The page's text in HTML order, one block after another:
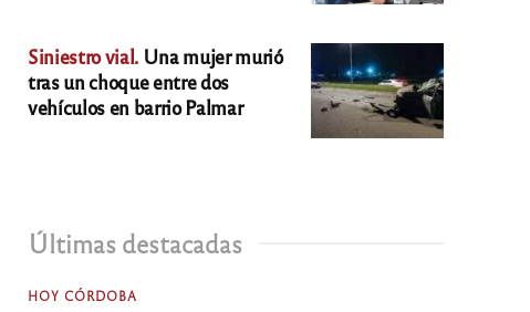
Siniestro vial. Una mujer murió
tras un choque entre dos
vehículos en barrio Palmar
Últimas destacadas
HOY CÓRDOBA